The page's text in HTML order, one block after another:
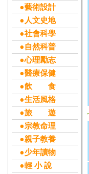
●藝術設計
●人文史地
●社會科學
●自然科普
●心理勵志
●醫療保健
●飲 食
●生活風格
●旅 遊
●宗教命理
●親子教養
●少年讀物
●輕 小 說